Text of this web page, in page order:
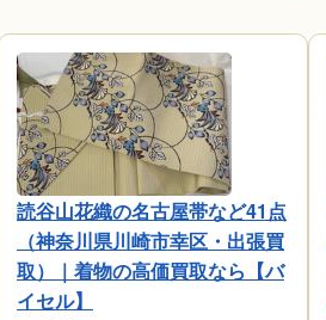
読谷山花織の名古屋帯など41点
（神奈川県川崎市幸区・出張買
取）｜着物の高価買取なら【バ
イセル】